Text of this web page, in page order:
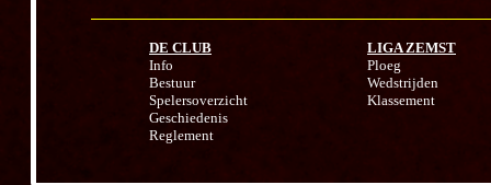
DE CLUB
Info
Bestuur
Spelersoverzicht
Geschiedenis
Reglement
LIGA ZEMST
Ploeg
Wedstrijden
Klassement